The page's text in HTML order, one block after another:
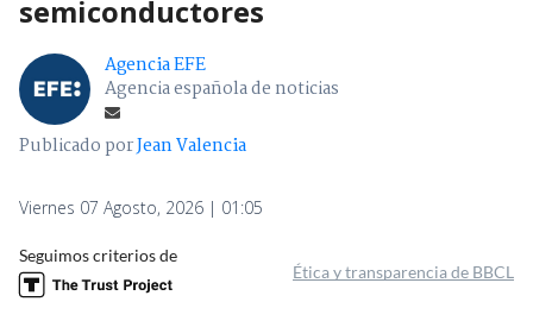
semiconductores
Agencia EFE
Agencia española de noticias
Publicado porJean Valencia
Viernes 07 Agosto, 2026 | 01:05
Seguimos criterios de
Ética y transparencia de BBCL